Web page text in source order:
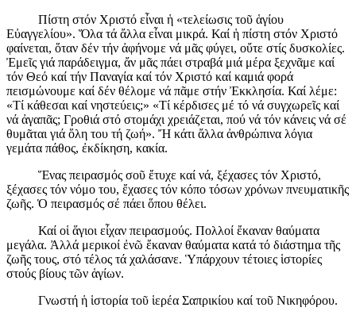
Πίστη στόν Χριστό εἶναι ἡ «τελείωσις τοῦ ἁγίου
Εὐαγγελίου». Ὅλα τά ἄλλα εἶναι μικρά. Καί ἡ πίστη στόν Χριστό
φαίνεται, ὅταν δέν τήν ἀφήνομε νά μᾶς φύγει, οὔτε στίς δυσκολίες.
Ἐμεῖς γιά παράδειγμα, ἄν μᾶς πάει στραβά μιά μέρα ξεχνᾶμε καί
τόν Θεό καί τήν Παναγία καί τόν Χριστό καί καμιά φορά
πεισμώνουμε καί δέν θέλομε νά πᾶμε στήν Ἐκκλησία. Καί λέμε:
«Τί κάθεσαι καί νηστεύεις;» «Τί κέρδισες μέ τό νά συγχωρεῖς καί
νά ἀγαπᾶς; Γροθιά στό στομάχι χρειάζεται, πού νά τόν κάνεις νά σέ
θυμᾶται γιά ὅλη του τή ζωή». Ἤ κάτι ἄλλα ἀνθρώπινα λόγια
γεμάτα πάθος, ἐκδίκηση, κακία.
Ἕνας πειρασμός σοῦ ἔτυχε καί νά, ξέχασες τόν Χριστό,
ξέχασες τόν νόμο του, ἔχασες τόν κόπο τόσων χρόνων πνευματικῆς
ζωῆς. Ὁ πειρασμός σέ πάει ὅπου θέλει.
Καί οἱ ἅγιοι εἶχαν πειρασμούς. Πολλοί ἔκαναν θαύματα
μεγάλα. Ἀλλά μερικοί ἐνῶ ἔκαναν θαύματα κατά τό διάστημα τῆς
ζωῆς τους, στό τέλος τά χαλάσανε. Ὑπάρχουν τέτοιες ἱστορίες
στούς βίους τῶν ἁγίων.
Γνωστή ἡ ἱστορία τοῦ ἱερέα Σαπρικίου καί τοῦ Νικηφόρου.